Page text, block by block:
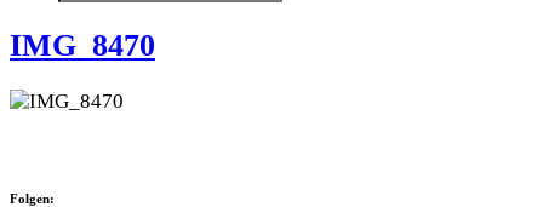
IMG_8470
Folgen: